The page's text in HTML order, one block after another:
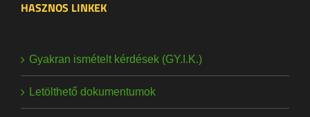
HASZNOS LINKEK
Gyakran ismételt kérdések (GY.I.K.)
Letölthető dokumentumok